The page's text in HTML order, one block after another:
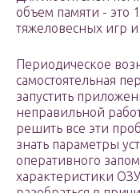
объем памяти -­ это
тяжеловесных игр
Периодическое
самостоятельная
запустить
неправильной
решить все эти
знать параметры
оперативного
характеристики